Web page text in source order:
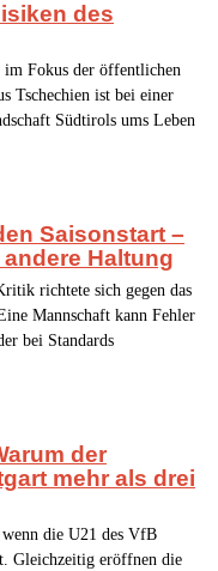
des
im Fokus der öffentlichen
Tschechien ist bei einer
Südtirols ums Leben
Saisonstart –
Haltung
richtete sich gegen das
Mannschaft kann Fehler
bei Standards
der
mehr als drei
die U21 des VfB
Gleichzeitig eröffnen die